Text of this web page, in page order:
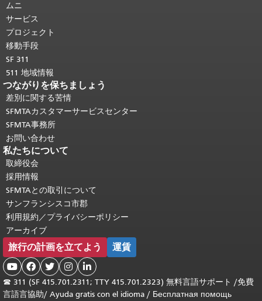
ジの残りの部分はすべてのページで繰
り返されます。
頭に戻る。
ムニ
サービス
プロジェクト
移動手段
SF 311
511 地域情報
つながりを保ちましょう
差別に関する苦情
SFMTAカスタマーサービスセンター
SFMTA事務所
お問い合わせ
私たちについて
取締役会
採用情報
SFMTAとの取引について
サンフランシスコ市郡
利用規約／プライバシーポリシー
アーカイブ
旅行の計画を立てよう 運賃
    
☎ 311 (SF 415.701.2311; TTY 415.701.2323) 無料言語サポート /免費
言語言協助/ Ayuda gratis con el idioma / Бесплатная помощь